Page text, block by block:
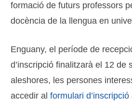
formació de futurs professors
docència de la llengua en
Enguany, el període de
d’inscripció finalitzarà el 12 de
aleshores, les persones
accedir alformulari d’inscripció